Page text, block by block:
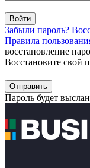
Забыли пароль?
Правила
восстановление
Восстановите свой
Пароль будет